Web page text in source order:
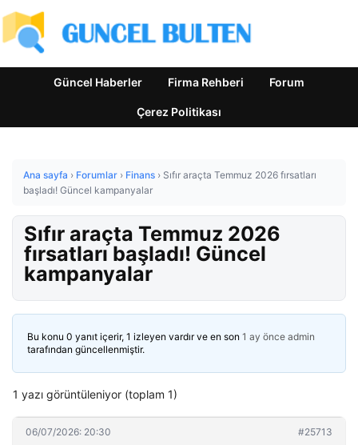
Güncel Haberler Firma Rehberi Forum
Çerez Politikası
Ana sayfa › Forumlar › Finans › Sıfır araçta Temmuz 2026 fırsatları
başladı! Güncel kampanyalar
Sıfır araçta Temmuz 2026
fırsatları başladı! Güncel
kampanyalar
Bu konu 0 yanıt içerir, 1 izleyen vardır ve en son 1 ay önce admin
tarafından güncellenmiştir.
1 yazı görüntüleniyor (toplam 1)
06/07/2026: 20:30 #25713